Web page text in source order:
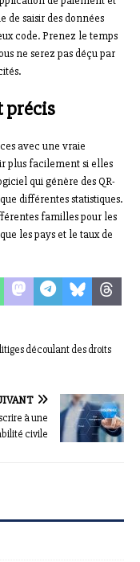
saisir des données
code. Prenez le temps
ne serez pas déçu par
précis
avec une vraie
plus facilement si elles
qui génère des QR-
différentes statistiques.
familles pour les
les pays et le taux de
découlant des droits
à une
civile